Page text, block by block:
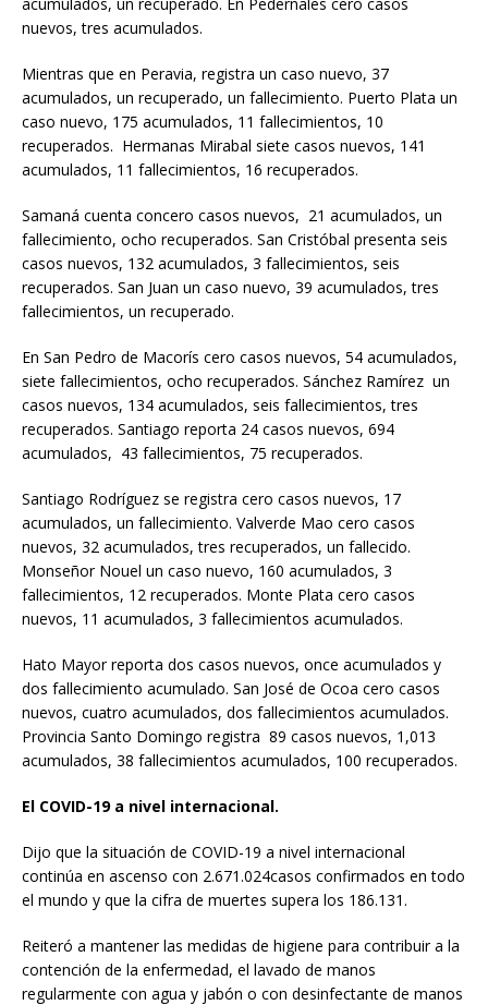
nuevos, tres acumulados.
Mientras que en Peravia, registra un caso nuevo, 37
acumulados, un recuperado, un fallecimiento. Puerto Plata un
caso nuevo, 175 acumulados, 11 fallecimientos, 10
recuperados. Hermanas Mirabal siete casos nuevos, 141
acumulados, 11 fallecimientos, 16 recuperados.
Samaná cuenta concero casos nuevos, 21 acumulados, un
fallecimiento, ocho recuperados. San Cristóbal presenta seis
casos nuevos, 132 acumulados, 3 fallecimientos, seis
recuperados. San Juan un caso nuevo, 39 acumulados, tres
fallecimientos, un recuperado.
En San Pedro de Macorís cero casos nuevos, 54 acumulados,
siete fallecimientos, ocho recuperados. Sánchez Ramírez un
casos nuevos, 134 acumulados, seis fallecimientos, tres
recuperados. Santiago reporta 24 casos nuevos, 694
acumulados, 43 fallecimientos, 75 recuperados.
Santiago Rodríguez se registra cero casos nuevos, 17
acumulados, un fallecimiento. Valverde Mao cero casos
nuevos, 32 acumulados, tres recuperados, un fallecido.
Monseñor Nouel un caso nuevo, 160 acumulados, 3
fallecimientos, 12 recuperados. Monte Plata cero casos
nuevos, 11 acumulados, 3 fallecimientos acumulados.
Hato Mayor reporta dos casos nuevos, once acumulados y
dos fallecimiento acumulado. San José de Ocoa cero casos
nuevos, cuatro acumulados, dos fallecimientos acumulados.
Provincia Santo Domingo registra 89 casos nuevos, 1,013
acumulados, 38 fallecimientos acumulados, 100 recuperados.
El COVID-19 a nivel internacional.
Dijo que la situación de COVID-19 a nivel internacional
continúa en ascenso con 2.671.024casos confirmados en todo
el mundo y que la cifra de muertes supera los 186.131.
Reiteró a mantener las medidas de higiene para contribuir a la
contención de la enfermedad, el lavado de manos
regularmente con agua y jabón o con desinfectante de manos